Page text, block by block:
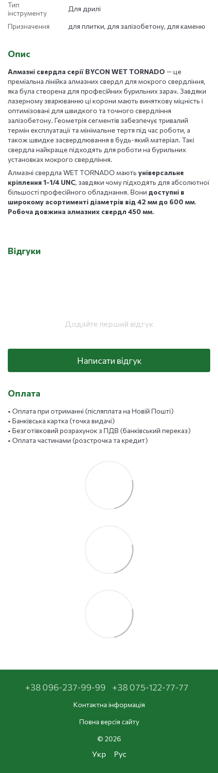
Тип
інструменту
Для дрилі
Призначення для плитки, для залізобетону, для каменю
Опис
Алмазні свердла серії BYCON WET TORNADO — це
преміальна лінійка алмазних свердл для мокрого свердління,
яка була створена для професійних бурильних зарач. Завдяки
лазерному зварюванню ці корони мають виняткову міцність і
оптимізовані для швидкого та точного свердління
залізобетону. Геометрія сегментів забезпечує тривалий
термін експлуатації та мінімальне тертя під час роботи, а
також швидке засвердлювання в будь-який матеріал. Такі
свердла найкраще підходять для роботи на бурильних
установках мокрого свердління.
Алмазні свердла WET TORNADO мають універсальне
кріплення 1-1/4 UNC, завдяки чому підходять для абсолютної
більшості професійного обладнання. Вони доступні в
широкому асортименті діаметрів від 42 мм до 600 мм.
Робоча довжина алмазних свердл 450 мм.
Відгуки
Додайте перший відгук
Написати відгук
Оплата
• Оплата при отриманні (післяплата на Новій Пошті)
• Банківська картка (точка видачі)
• Безготівковий розрахунок з ПДВ (банківський переказ)
• Оплата частинами (розстрочка та кредит)
+38 096-237-99-99 +38 075-122-77-77
Контактна інформація
Повна версія сайту
© 2026
Укр Рус